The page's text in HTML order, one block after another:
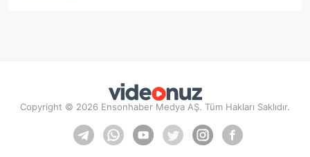
Copyright © 2026 Ensonhaber Medya AŞ. Tüm Hakları Saklıdır.